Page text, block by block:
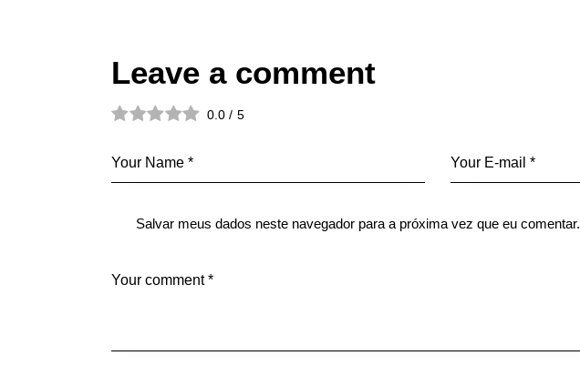
Leave a comment
0.0 / 5
Salvar meus dados neste navegador para a próxima vez que eu comentar.